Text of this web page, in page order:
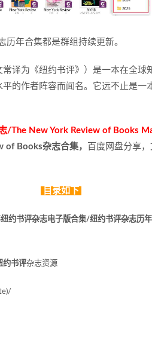
年合集都是群组持续更新。
常译为《纽约书评》）是一本在全
的作者阵容而闻名。它远不止是一
The New York Review of Books
Books杂志合集，
百度网盘分享
目录如下
约书评杂志电子版合集/纽约书评杂志历
约书评杂志资源